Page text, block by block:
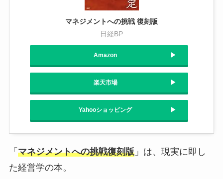
マネジメントへの挑戦 復刻版
日経BP
Amazon
楽天市場
Yahooショッピング
「 マネジメントへの挑戦復刻版」は、現実に即し
た経営学の本。